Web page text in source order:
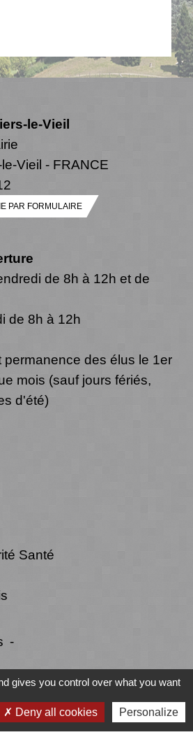
le-Vieil
Vieil - FRANCE
PAR FORMULAIRE
de 8h à 12h et de
de 8h à 12h
permanence des élus le 1er
mois (sauf jours fériés,
d'été)
Santé
-
- Accessibilité -
des cookies
gives you control over what you want
Deny all cookies Personalize